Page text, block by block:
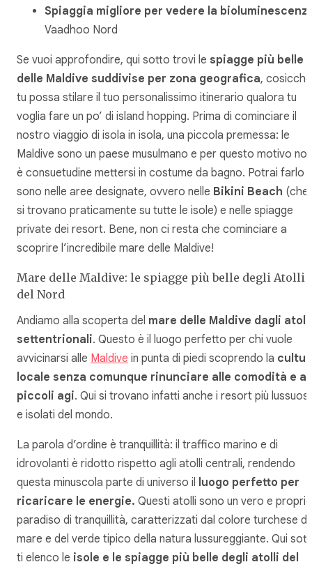
Spiaggia migliore per vedere la
Vaadhoo Nord
Se vuoi approfondire, qui sotto trovi le spiagge più belle
delle Maldive suddivise per zona geografica, cosicché
tu possa stilare il tuo personalissimo itinerario qualora tu
voglia fare un po’ di island hopping. Prima di cominciare il
nostro viaggio di isola in isola, una piccola premessa: le
Maldive sono un paese musulmano e per questo motivo non
è consuetudine mettersi in costume da bagno. Potrai farlo
sono nelle aree designate, ovvero nelle Bikini Beach (che
si trovano praticamente su tutte le isole) e nelle spiagge
private dei resort. Bene, non ci resta che cominciare a
scoprire l’incredibile mare delle Maldive!
Mare delle Maldive: le spiagge più belle degli Atolli
del Nord
Andiamo alla scoperta del mare delle Maldive dagli atolli
settentrionali. Questo è il luogo perfetto per chi vuole
avvicinarsi alle Maldive in punta di piedi scoprendo la
locale senza comunque rinunciare alle comodità e ai
piccoli agi. Qui si trovano infatti anche i resort più lussuosi
e isolati del mondo.
La parola d’ordine è tranquillità: il traffico marino e di
idrovolanti è ridotto rispetto agli atolli centrali, rendendo
questa minuscola parte di universo il luogo perfetto per
ricaricare le energie. Questi atolli sono un vero e proprio
paradiso di tranquillità, caratterizzati dal colore turchese
mare e del verde tipico della natura lussureggiante. Qui
ti elenco le isole e le spiagge più belle degli atolli del